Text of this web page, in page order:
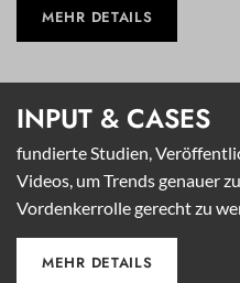
MEHR DETAILS
INPUT & CASES
fundierte Studien,
Videos, um Trends genauer
Vordenkerrolle gerecht zu
MEHR DETAILS